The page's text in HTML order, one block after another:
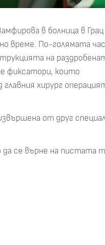
в болница в Грац
време. По-голямата
на
фиксатори, които
хирург
от друг
да се върне на пистата